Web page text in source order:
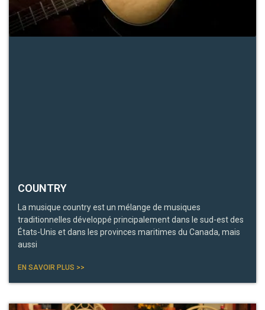
COUNTRY
La musique country est un mélange de musiques
traditionnelles développé principalement dans le sud-est des
États-Unis et dans les provinces maritimes du Canada, mais
aussi
EN SAVOIR PLUS >>